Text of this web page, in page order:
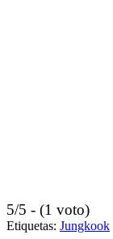
5/5 - (1 voto)
Etiquetas: Jungkook